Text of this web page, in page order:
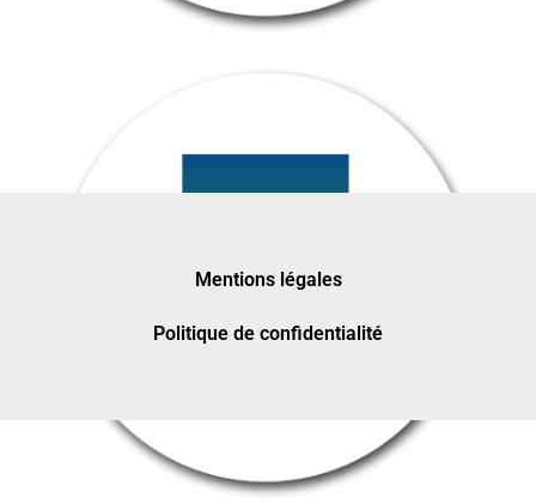
Mentions légales
Politique de confidentialité